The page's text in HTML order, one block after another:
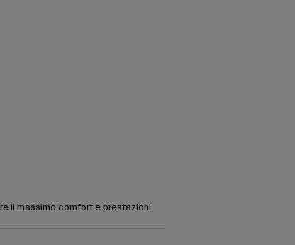
il massimo comfort e prestazioni.